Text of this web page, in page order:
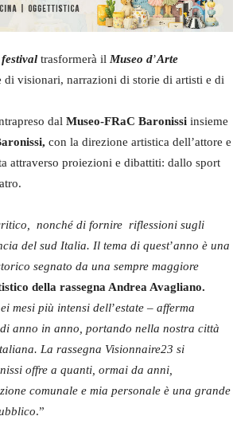
trasformerà il Museo d’Arte
visionari, narrazioni di storie di artisti e di
dal Museo-FRaC Baronissi insieme
con la direzione artistica dell’attore e
attraverso proiezioni e dibattiti: dallo sport
nonché di fornire riflessioni sugli
del sud Italia. Il tema di quest’anno è una
segnato da una sempre maggiore
della rassegna Andrea Avagliano.
mesi più intensi dell’estate – afferma
anno in anno, portando nella nostra città
La rassegna Visionnaire23 si
offre a quanti, ormai da anni,
comunale e mia personale è una grande
.”